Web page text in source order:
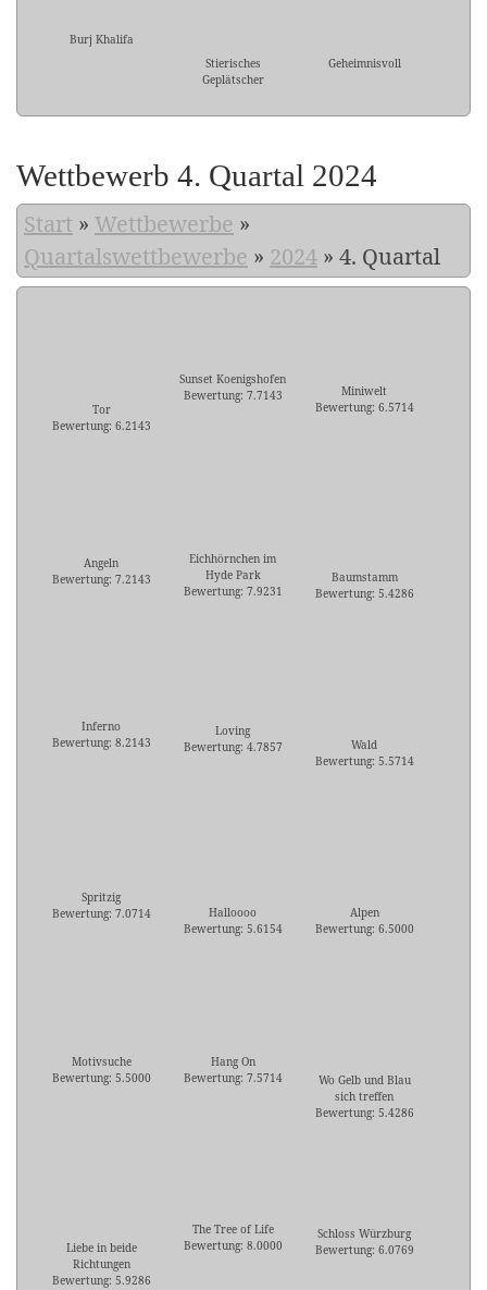
Burj Khalifa
Stierisches
Geplätscher
Geheimnisvoll
Wettbewerb 4. Quartal 2024
Start » Wettbewerbe »
Quartalswettbewerbe » 2024 » 4. Quartal
Tor
Bewertung: 6.2143
Sunset Koenigshofen
Bewertung: 7.7143
Miniwelt
Bewertung: 6.5714
Angeln
Bewertung: 7.2143
Eichhörnchen im
Hyde Park
Bewertung: 7.9231
Baumstamm
Bewertung: 5.4286
Inferno
Bewertung: 8.2143
Loving
Bewertung: 4.7857
Wald
Bewertung: 5.5714
Spritzig
Bewertung: 7.0714
Halloooo
Bewertung: 5.6154
Alpen
Bewertung: 6.5000
Motivsuche
Bewertung: 5.5000
Hang On
Bewertung: 7.5714
Wo Gelb und Blau
sich treffen
Bewertung: 5.4286
Liebe in beide
Richtungen
Bewertung: 5.9286
The Tree of Life
Bewertung: 8.0000
Schloss Würzburg
Bewertung: 6.0769